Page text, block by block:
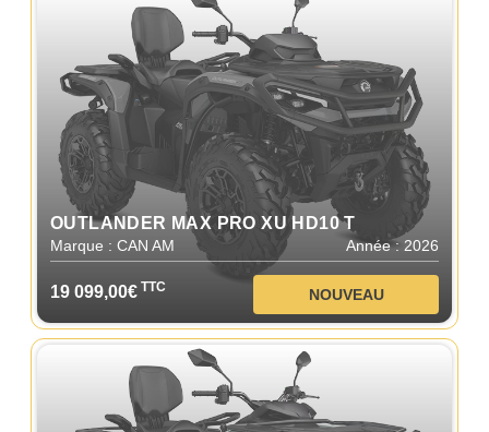
OUTLANDER MAX PRO XU HD10 T
Marque : CAN AM Année : 2026
19 099,00€ TTC NOUVEAU